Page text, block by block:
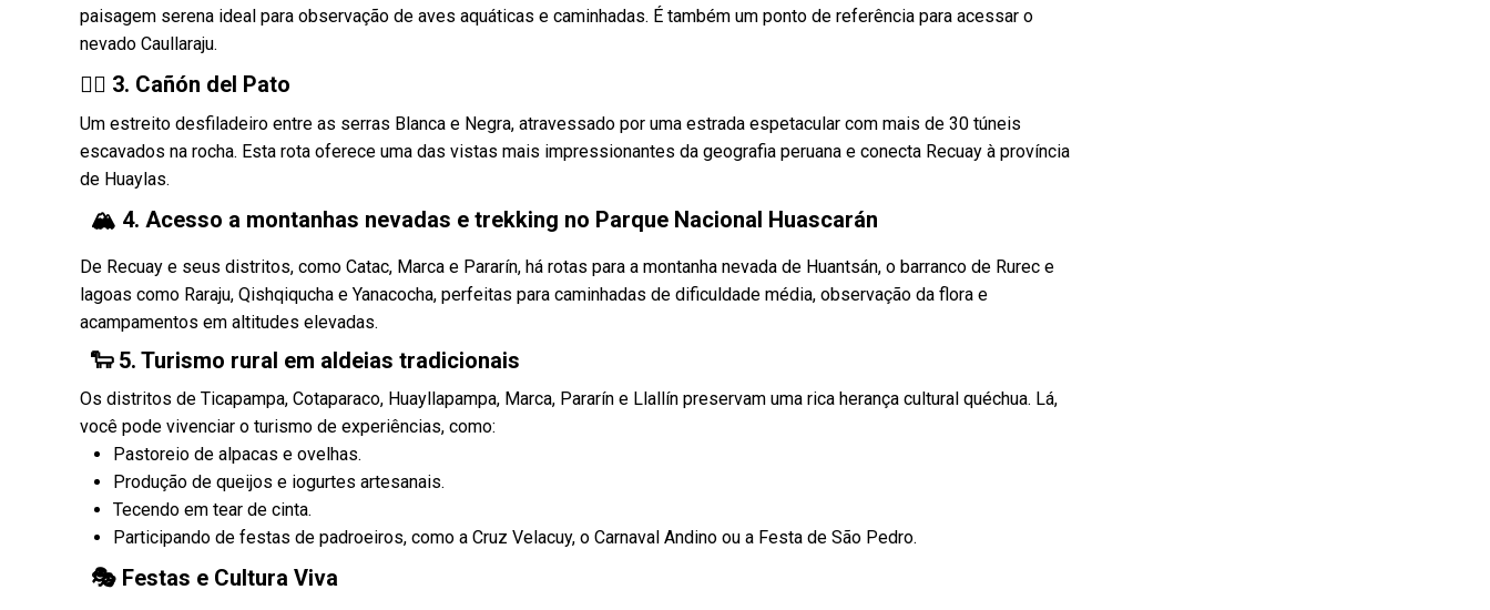
paisagem serena ideal para observação de aves aquáticas e caminhadas. É também um ponto de referência para acessar o
nevado Caullaraju.
🧗‍♂️ 3. Cañón del Pato
Um estreito desfiladeiro entre as serras Blanca e Negra, atravessado por uma estrada espetacular com mais de 30 túneis
escavados na rocha. Esta rota oferece uma das vistas mais impressionantes da geografia peruana e conecta Recuay à província
de Huaylas.
🏔 4. Acesso a montanhas nevadas e trekking no Parque Nacional Huascarán
De Recuay e seus distritos, como Catac, Marca e Pararín, há rotas para a montanha nevada de Huantsán, o barranco de Rurec e
lagoas como Raraju, Qishqiqucha e Yanacocha, perfeitas para caminhadas de dificuldade média, observação da flora e
acampamentos em altitudes elevadas.
🐑 5. Turismo rural em aldeias tradicionais
Os distritos de Ticapampa, Cotaparaco, Huayllapampa, Marca, Pararín e Llallín preservam uma rica herança cultural quéchua. Lá,
você pode vivenciar o turismo de experiências, como:
Pastoreio de alpacas e ovelhas.
Produção de queijos e iogurtes artesanais.
Tecendo em tear de cinta.
Participando de festas de padroeiros, como a Cruz Velacuy, o Carnaval Andino ou a Festa de São Pedro.
🎭 Festas e Cultura Viva